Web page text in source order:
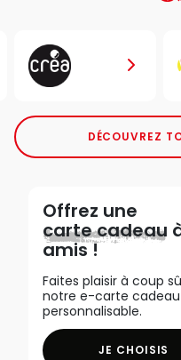
DÉCOUVREZ
Offrez une
carte cadeau
amis !
Faites plaisir à coup
notre e-carte cadeau
personnalisable.
JE CHOISIS